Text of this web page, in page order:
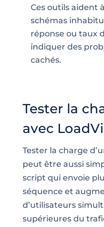
Ces outils aident
schémas
réponse ou taux
indiquer des
cachés.
Tester la
avec
Tester la charge
peut être aussi
script qui envoie
séquence et
d’utilisateurs
supérieures du